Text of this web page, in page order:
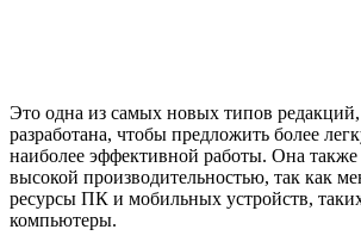
Это одна из самых новых типов редакций,
разработана, чтобы предложить более
наиболее эффективной работы. Она также
высокой производительностью, так как
ресурсы ПК и мобильных устройств,
компьютеры.